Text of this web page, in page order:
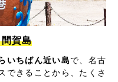
賀島
いちばん近い島で、名古
できることから、たくさ